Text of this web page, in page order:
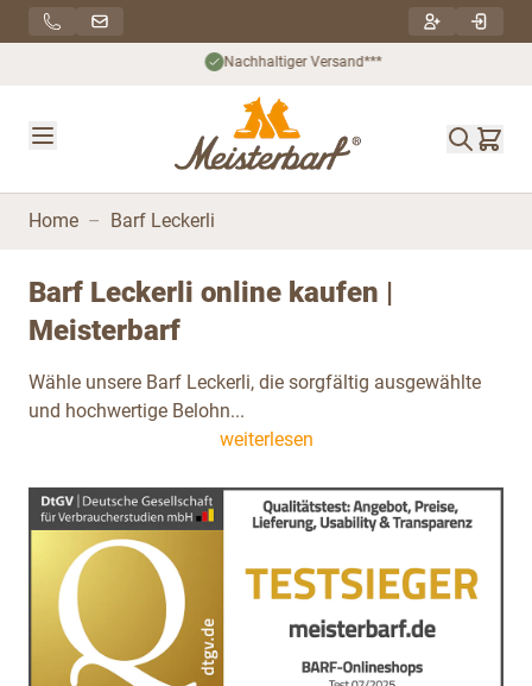
Direkt zum Inhalt
Nachhaltiger Versand***
Home – Barf Leckerli
Barf Leckerli online kaufen |
Meisterbarf
Wähle unsere Barf Leckerli, die sorgfältig ausgewählte
und hochwertige Belohn...
weiterlesen